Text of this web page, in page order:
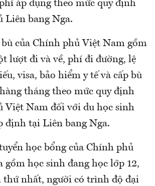
áp dụng theo mức quy định
Liên bang Nga.
của Chính phủ Việt Nam gồm
lượt đi và về, phí đi đường, lệ
visa, bảo hiểm y tế và cấp bù
tháng theo mức quy định
Việt Nam đối với du học sinh
định tại Liên bang Nga.
học bổng của Chính phủ
gồm học sinh đang học lớp 12,
thứ nhất, người có trình độ đại